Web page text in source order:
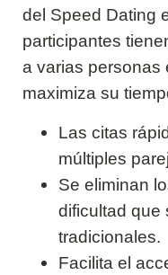
del Speed Dating
participantes
a varias personas
maximiza su
Las citas
múltiples
Se eliminan
dificultad que
tradicionales.
Facilita el